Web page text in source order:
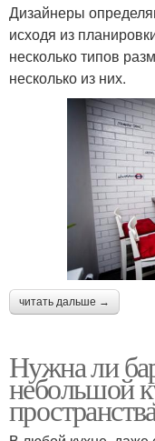
Дизайнеры
исходя из
несколько типов
несколько из них.
читать дальше →
Нужна ли
небольшой